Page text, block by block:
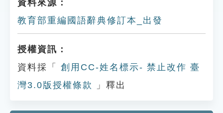
資料來源：
教育部重編國語辭典修訂本_出發
授權資訊：
資料採「
創用CC-姓名標示- 禁止改作 臺
灣3.0版授權條款
」釋出